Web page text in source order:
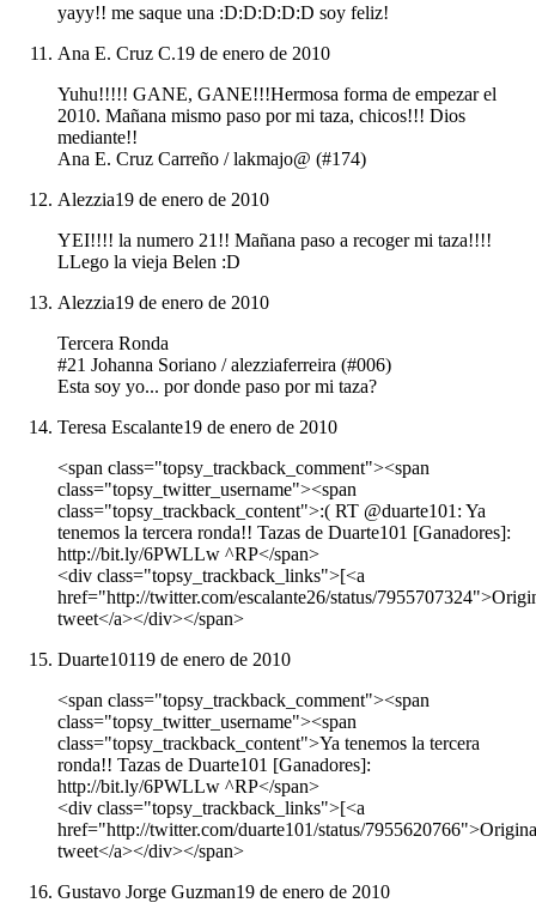
yayy!! me saque una :D:D:D:D:D soy feliz!
Ana E. Cruz C.19 de enero de 2010
Yuhu!!!!! GANE, GANE!!!Hermosa forma de empezar el
2010. Mañana mismo paso por mi taza, chicos!!! Dios
mediante!!
Ana E. Cruz Carreño / lakmajo@ (#174)
Alezzia19 de enero de 2010
YEI!!!! la numero 21!! Mañana paso a recoger mi taza!!!!
LLego la vieja Belen :D
Alezzia19 de enero de 2010
Tercera Ronda
#21 Johanna Soriano / alezziaferreira (#006)
Esta soy yo... por donde paso por mi taza?
Teresa Escalante19 de enero de 2010
<span class="topsy_trackback_comment"><span
class="topsy_twitter_username"><span
class="topsy_trackback_content">:( RT @duarte101: Ya
tenemos la tercera ronda!! Tazas de Duarte101 [Ganadores]:
http://bit.ly/6PWLLw ^RP</span>
<div class="topsy_trackback_links">[<a
href="http://twitter.com/escalante26/status/
tweet</a></div></span>
Duarte10119 de enero de 2010
<span class="topsy_trackback_comment"><span
class="topsy_twitter_username"><span
class="topsy_trackback_content">Ya tenemos la tercera
ronda!! Tazas de Duarte101 [Ganadores]:
http://bit.ly/6PWLLw ^RP</span>
<div class="topsy_trackback_links">[<a
href="http://twitter.com/duarte101/status/
tweet</a></div></span>
Gustavo Jorge Guzman19 de enero de 2010